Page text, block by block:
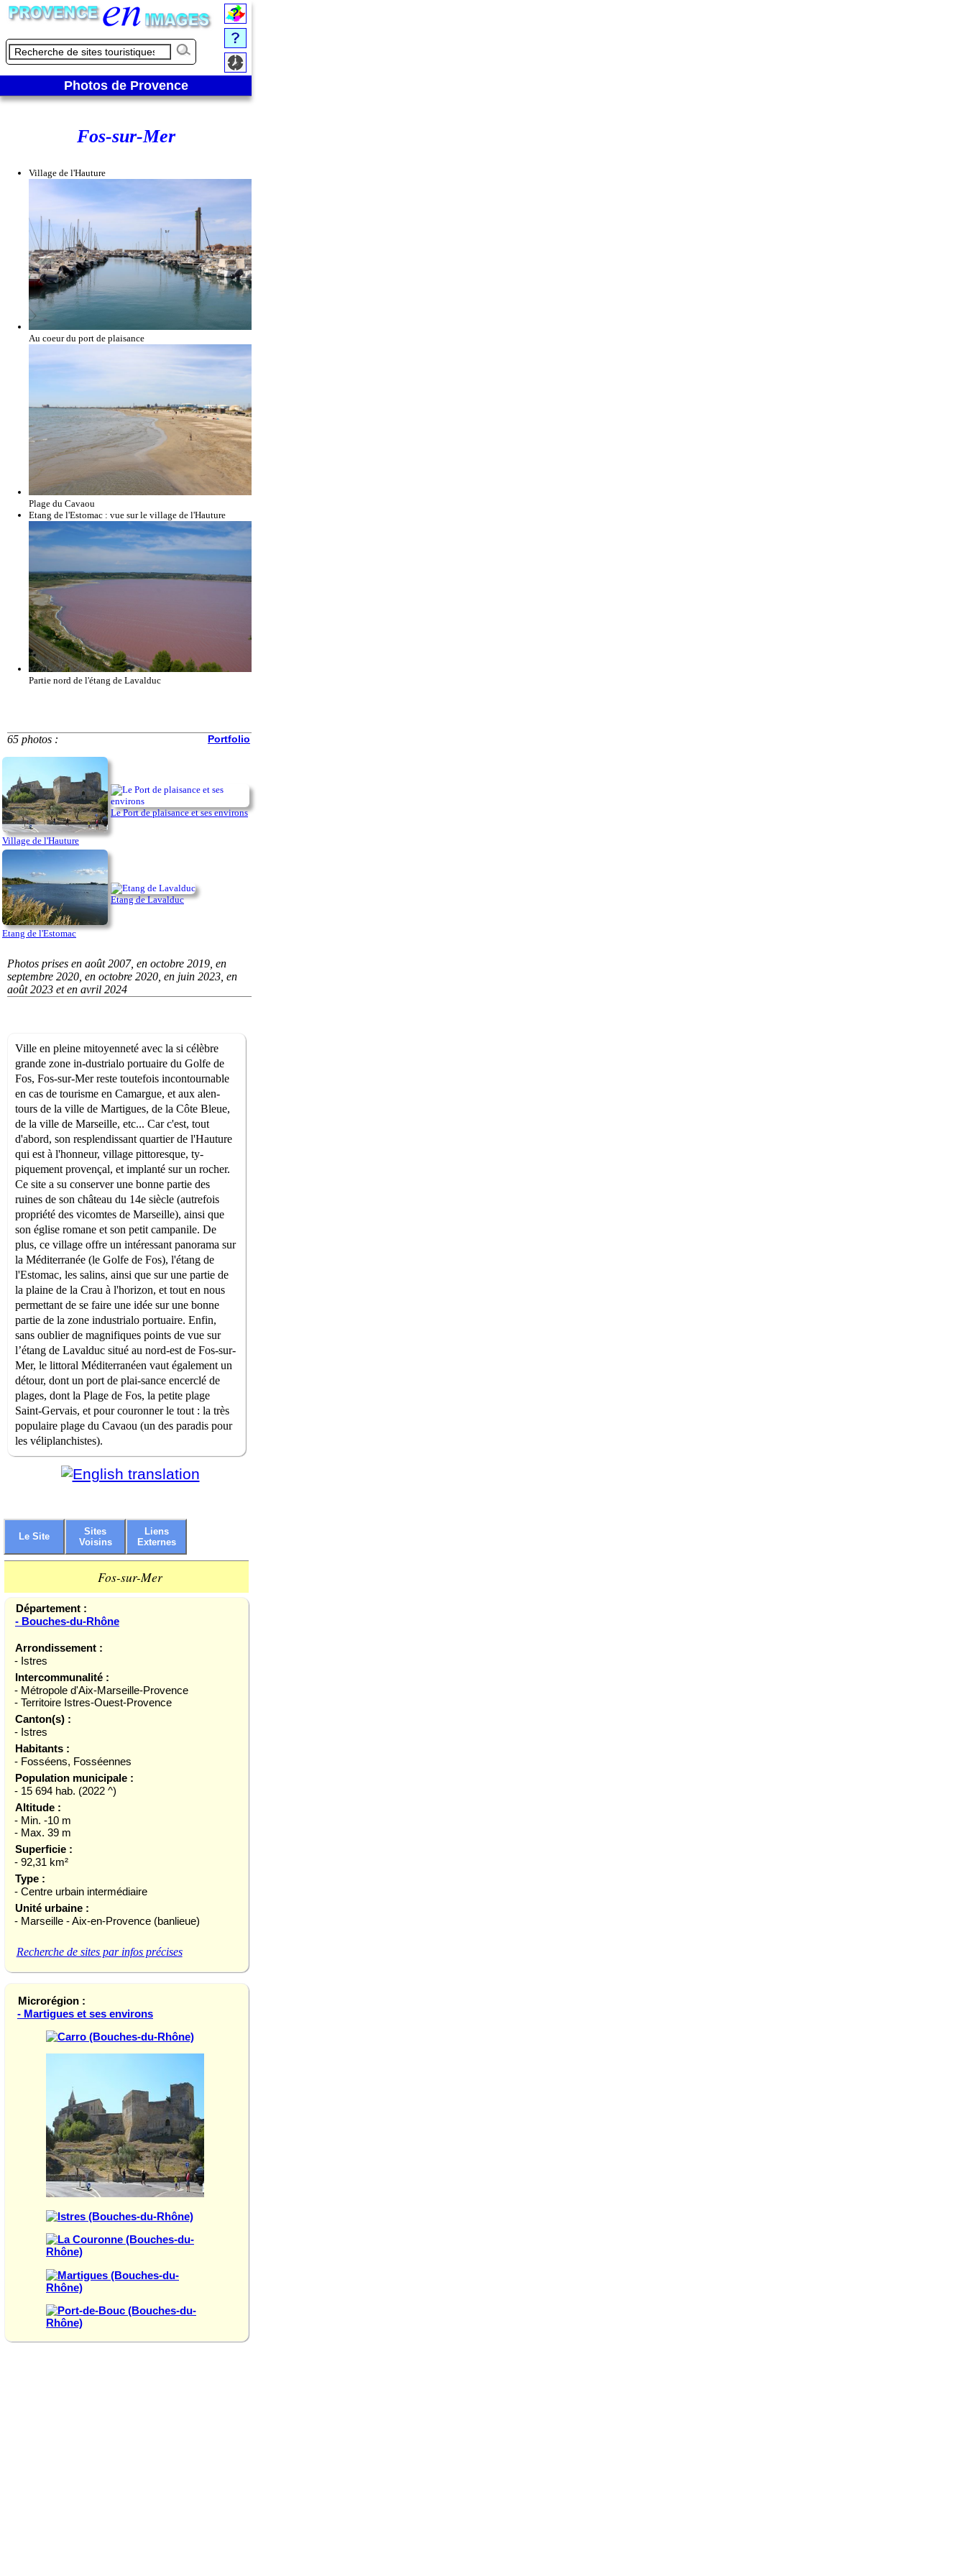
Photos de Provence
Fos-sur-Mer
Village de l'Hauture
Au coeur du port de plaisance
Plage du Cavaou
Etang de l'Estomac : vue sur le village de l'Hauture
Partie nord de l'étang de Lavalduc
65 photos : Portfolio
Village de l'Hauture
Le Port de plaisance et ses environs
Etang de l'Estomac
Etang de Lavalduc
Photos prises en août 2007, en octobre 2019, en
septembre 2020, en octobre 2020, en juin 2023, en
août 2023 et en avril 2024
Ville en pleine mitoyenneté avec la si célèbre
grande zone in-dustrialo portuaire du Golfe de
Fos, Fos-sur-Mer reste toutefois incontournable
en cas de tourisme en Camargue, et aux alen-
tours de la ville de Martigues, de la Côte Bleue,
de la ville de Marseille, etc... Car c'est, tout
d'abord, son resplendissant quartier de l'Hauture
qui est à l'honneur, village pittoresque, ty-
piquement provençal, et implanté sur un rocher.
Ce site a su conserver une bonne partie des
ruines de son château du 14e siècle (autrefois
propriété des vicomtes de Marseille), ainsi que
son église romane et son petit campanile. De
plus, ce village offre un intéressant panorama sur
la Méditerranée (le Golfe de Fos), l'étang de
l'Estomac, les salins, ainsi que sur une partie de
la plaine de la Crau à l'horizon, et tout en nous
permettant de se faire une idée sur une bonne
partie de la zone industrialo portuaire. Enfin,
sans oublier de magnifiques points de vue sur
l’étang de Lavalduc situé au nord-est de Fos-sur-
Mer, le littoral Méditerranéen vaut également un
détour, dont un port de plai-sance encerclé de
plages, dont la Plage de Fos, la petite plage
Saint-Gervais, et pour couronner le tout : la très
populaire plage du Cavaou (un des paradis pour
les véliplanchistes).
Le Site
Sites
Voisins
Liens
Externes
Fos-sur-Mer
Département :
- Bouches-du-Rhône
Arrondissement :
- Istres
Intercommunalité :
- Métropole d'Aix-Marseille-Provence
- Territoire Istres-Ouest-Provence
Canton(s) :
- Istres
Habitants :
- Fosséens, Fosséennes
Population municipale :
- 15 694 hab. (2022 ^)
Altitude :
- Min. -10 m
- Max. 39 m
Superficie :
- 92,31 km²
Type :
- Centre urbain intermédiaire
Unité urbaine :
- Marseille - Aix-en-Provence (banlieue)
Recherche de sites par infos précises
Microrégion :
- Martigues et ses environs